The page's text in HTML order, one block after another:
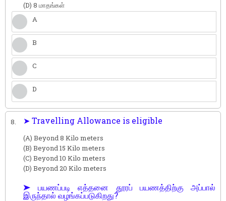
(D) 8 மாதங்கள்
A
B
C
D
8. ➤ Travelling Allowance is eligible
(A) Beyond 8 Kilo meters
(B) Beyond 15 Kilo meters
(C) Beyond 10 Kilo meters
(D) Beyond 20 Kilo meters
➤ பயணப்படி எத்தனை தூரப் பயணத்திற்கு அப்பால்
இருந்தால் வழங்கப்படுகிறது?